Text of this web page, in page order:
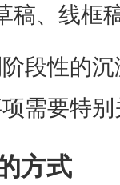
稿、线框
段性的
需要特
方式